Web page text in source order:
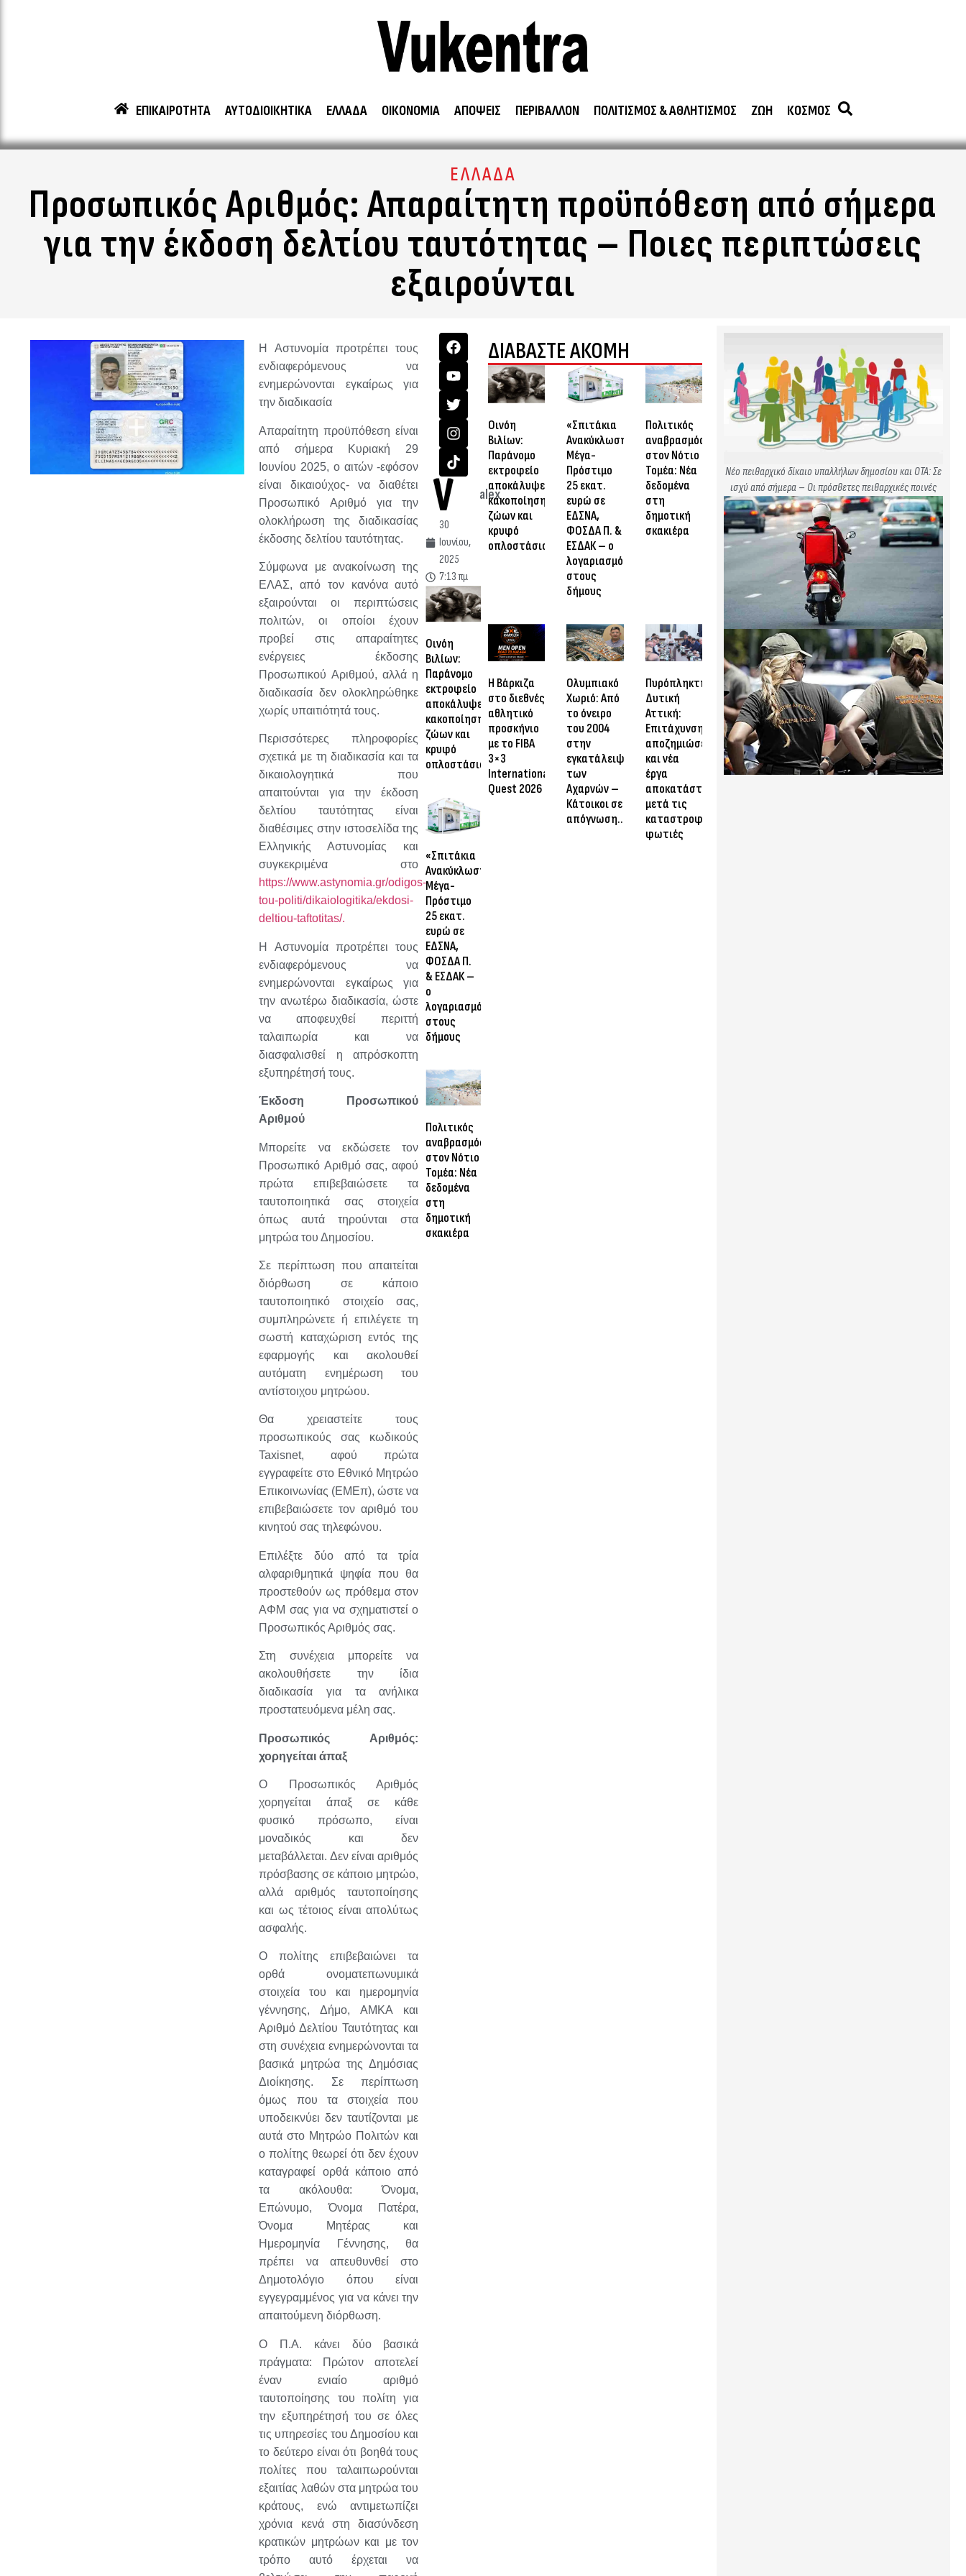
ΕΠΙΚΑΙΡΟΤΗΤΑ ΑΥΤΟΔΙΟΙΚΗΤΙΚΑ ΕΛΛΑΔΑ ΟΙΚΟΝΟΜΙΑ ΑΠΟΨΕΙΣ ΠΕΡΙΒΑΛΛΟΝ ΠΟΛΙΤΙΣΜΟΣ & ΑΘΛΗΤΙΣΜΟΣ ΖΩΗ ΚΟΣΜΟΣ
ΕΛΛΑΔΑ
Προσωπικός Αριθμός: Απαραίτητη προϋπόθεση από σήμερα
για την έκδοση δελτίου ταυτότητας – Ποιες περιπτώσεις
εξαιρούνται
Η Αστυνομία προτρέπει τους
ενδιαφερόμενους να
ενημερώνονται εγκαίρως για
την διαδικασία
Απαραίτητη προϋπόθεση είναι
από σήμερα Κυριακή 29
Ιουνίου 2025, ο αιτών -εφόσον
είναι δικαιούχος- να διαθέτει
Προσωπικό Αριθμό για την
ολοκλήρωση της διαδικασίας
έκδοσης δελτίου ταυτότητας.
Σύμφωνα με ανακοίνωση της
ΕΛΑΣ, από τον κανόνα αυτό
εξαιρούνται οι περιπτώσεις
πολιτών, οι οποίοι έχουν
προβεί στις απαραίτητες
ενέργειες έκδοσης
Προσωπικού Αριθμού, αλλά η
διαδικασία δεν ολοκληρώθηκε
χωρίς υπαιτιότητά τους.
Περισσότερες πληροφορίες
σχετικά με τη διαδικασία και τα
δικαιολογητικά που
απαιτούνται για την έκδοση
δελτίου ταυτότητας είναι
διαθέσιμες στην ιστοσελίδα της
Ελληνικής Αστυνομίας και
συγκεκριμένα στο
https://www.astynomia.gr/odigos-
tou-politi/dikaiologitika/ekdosi-
deltiou-taftotitas/.
Η Αστυνομία προτρέπει τους
ενδιαφερόμενους να
ενημερώνονται εγκαίρως για
την ανωτέρω διαδικασία, ώστε
να αποφευχθεί περιττή
ταλαιπωρία και να
διασφαλισθεί η απρόσκοπτη
εξυπηρέτησή τους.
Έκδοση Προσωπικού
Αριθμού
Μπορείτε να εκδώσετε τον
Προσωπικό Αριθμό σας, αφού
πρώτα επιβεβαιώσετε τα
ταυτοποιητικά σας στοιχεία
όπως αυτά τηρούνται στα
μητρώα του Δημοσίου.
Σε περίπτωση που απαιτείται
διόρθωση σε κάποιο
ταυτοποιητικό στοιχείο σας,
συμπληρώνετε ή επιλέγετε τη
σωστή καταχώριση εντός της
εφαρμογής και ακολουθεί
αυτόματη ενημέρωση του
αντίστοιχου μητρώου.
Θα χρειαστείτε τους
προσωπικούς σας κωδικούς
Taxisnet, αφού πρώτα
εγγραφείτε στο Εθνικό Μητρώο
Επικοινωνίας (ΕΜΕπ), ώστε να
επιβεβαιώσετε τον αριθμό του
κινητού σας τηλεφώνου.
Επιλέξτε δύο από τα τρία
αλφαριθμητικά ψηφία που θα
προστεθούν ως πρόθεμα στον
ΑΦΜ σας για να σχηματιστεί ο
Προσωπικός Αριθμός σας.
Στη συνέχεια μπορείτε να
ακολουθήσετε την ίδια
διαδικασία για τα ανήλικα
προστατευόμενα μέλη σας.
Προσωπικός Αριθμός:
χορηγείται άπαξ
Ο Προσωπικός Αριθμός
χορηγείται άπαξ σε κάθε
φυσικό πρόσωπο, είναι
μοναδικός και δεν
μεταβάλλεται. Δεν είναι αριθμός
πρόσβασης σε κάποιο μητρώο,
αλλά αριθμός ταυτοποίησης
και ως τέτοιος είναι απολύτως
ασφαλής.
Ο πολίτης επιβεβαιώνει τα
ορθά ονοματεπωνυμικά
στοιχεία του και ημερομηνία
γέννησης, Δήμο, ΑΜΚΑ και
Αριθμό Δελτίου Ταυτότητας και
στη συνέχεια ενημερώνονται τα
βασικά μητρώα της Δημόσιας
Διοίκησης. Σε περίπτωση
όμως που τα στοιχεία που
υποδεικνύει δεν ταυτίζονται με
αυτά στο Μητρώο Πολιτών και
ο πολίτης θεωρεί ότι δεν έχουν
καταγραφεί ορθά κάποιο από
τα ακόλουθα: Όνομα,
Επώνυμο, Όνομα Πατέρα,
Όνομα Μητέρας και
Ημερομηνία Γέννησης, θα
πρέπει να απευθυνθεί στο
Δημοτολόγιο όπου είναι
εγγεγραμμένος για να κάνει την
απαιτούμενη διόρθωση.
Ο Π.Α. κάνει δύο βασικά
πράγματα: Πρώτον αποτελεί
έναν ενιαίο αριθμό
ταυτοποίησης του πολίτη για
την εξυπηρέτησή του σε όλες
τις υπηρεσίες του Δημοσίου και
το δεύτερο είναι ότι βοηθά τους
πολίτες που ταλαιπωρούνται
εξαιτίας λαθών στα μητρώα του
κράτους, ενώ αντιμετωπίζει
χρόνια κενά στη διασύνδεση
κρατικών μητρώων και με τον
τρόπο αυτό έρχεται να
alex
30
Ιουνίου,
2025
7:13 πμ
Οινόη
Βιλίων:
Παράνομο
εκτροφείο
αποκάλυψε
κακοποίηση
ζώων και
κρυφό
οπλοστάσιο
«Σπιτάκια
Ανακύκλωσης»:
Μέγα-
Πρόστιμο
25 εκατ.
ευρώ σε
ΕΔΣΝΑ,
ΦΟΣΔΑ Π.
& ΕΣΔΑΚ –
ο
λογαριασμός
στους
δήμους
Πολιτικός
αναβρασμός
στον Νότιο
Τομέα: Νέα
δεδομένα
στη
δημοτική
σκακιέρα
ΔΙΑΒΑΣΤΕ ΑΚΟΜΗ
Οινόη
Βιλίων:
Παράνομο
εκτροφείο
αποκάλυψε
κακοποίηση
ζώων και
κρυφό
οπλοστάσιο
«Σπιτάκια
Ανακύκλωσης»:
Μέγα-
Πρόστιμο
25 εκατ.
ευρώ σε
ΕΔΣΝΑ,
ΦΟΣΔΑ Π. &
ΕΣΔΑΚ – ο
λογαριασμός
στους
δήμους
Πολιτικός
αναβρασμός
στον Νότιο
Τομέα: Νέα
δεδομένα
στη
δημοτική
σκακιέρα
Η Βάρκιζα
στο διεθνές
αθλητικό
προσκήνιο
με το FIBA
3×3
International
Quest 2026
Ολυμπιακό
Χωριό: Από
το όνειρο
του 2004
στην
εγκατάλειψη
των
Αχαρνών –
Κάτοικοι σε
απόγνωση…
Πυρόπληκτη
Δυτική
Αττική:
Επιτάχυνση
αποζημιώσεων
και νέα
έργα
αποκατάστασης
μετά τις
καταστροφικές
φωτιές
Νέο πειθαρχικό δίκαιο υπαλλήλων δημοσίου και ΟΤΑ: Σε
ισχύ από σήμερα – Οι πρόσθετες πειθαρχικές ποινές